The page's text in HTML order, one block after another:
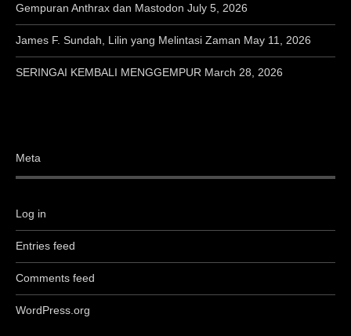
Gempuran Anthrax dan Mastodon July 5, 2026
James F. Sundah, Lilin yang Melintasi Zaman May 11, 2026
SERINGAI KEMBALI MENGGEMPUR March 28, 2026
Meta
Log in
Entries feed
Comments feed
WordPress.org